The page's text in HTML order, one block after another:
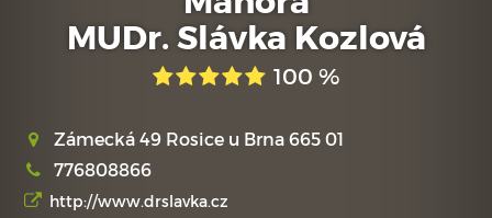
MUDr. Slávka Kozlová
100 %
Zámecká 49 Rosice u Brna 665 01
776808866
http://www.drslavka.cz